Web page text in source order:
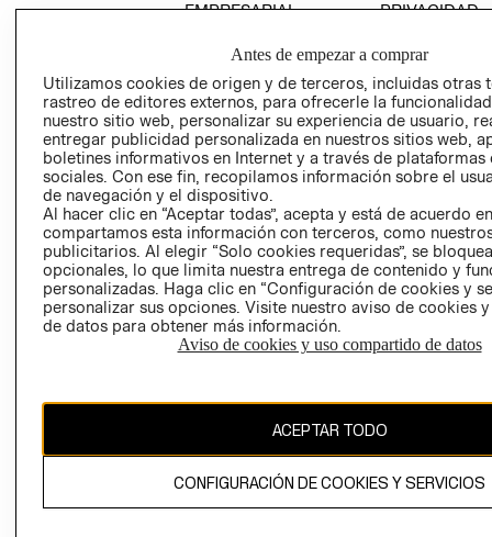
EMPRESARIAL
PRIVACIDAD
COOKIES
LIBRO DE
Ecuador ($)
CAMBIAR REGIÓN
El contenido de esta página web está protegido por copyright y es
propiedad de H&M Hennes & Mauritz AB.
Antes de empezar a comprar
Utilizamos cookies de origen y de terceros, incluidas otras
rastreo de editores externos, para ofrecerle la
nuestro sitio web, personalizar su experiencia de usuario,
entregar publicidad personalizada en nuestros sitios web,
boletines informativos en Internet y a través de plataformas
sociales. Con ese fin, recopilamos información sobre el
de navegación y el dispositivo.
Al hacer clic en “Aceptar todas”, acepta y está de acuerdo
compartamos esta información con terceros, como
publicitarios. Al elegir “Solo cookies requeridas”, se
opcionales, lo que limita nuestra entrega de contenido y
personalizadas. Haga clic en “Configuración de cookies y
personalizar sus opciones. Visite nuestro aviso de cookies
de datos para obtener más información.
Aviso de cookies y uso compartido de datos
ACEPTAR TODO
CONFIGURACIÓN DE COOKIES Y SERVICIOS